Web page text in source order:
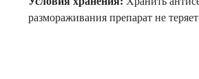
размораживания препарат не